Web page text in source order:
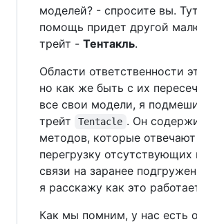
моделей? - спросите вы.
помощь придет другой
трейт - Тентакль.
Области ответственности
но как же быть с их
все свои модели, я
трейт
Tentacle . Он
методов, которые отвечают
перегрузку
связи на заранее
я расскажу как это
Как мы помним, у нас есть